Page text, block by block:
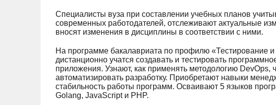
Специалисты вуза при составлении учебных планов
современных работодателей, отслеживают актуальные
вносят изменения в дисциплины в соответствии с ними.
На программе бакалавриата по профилю «Тестирование и
дистанционно учатся создавать и тестировать
приложения. Узнают, как применять методологию DevOps,
автоматизировать разработку. Приобретают навыки
стабильность работы программ. Осваивают 5 языков
Golang, JavaScript и PHP.